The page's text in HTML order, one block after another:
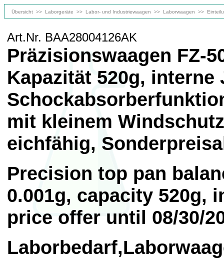
Übersicht >> Laborgeräte >> Labor- und Industriewaagen >> Laborwaagen >>
Art.Nr. BAA28004126AK
Präzisionswaagen FZ-
Kapazität 520g,
mit kleinem
eichfähig,
Precision top pan
0.001g, capacity 520g,
price offer until 08/30/